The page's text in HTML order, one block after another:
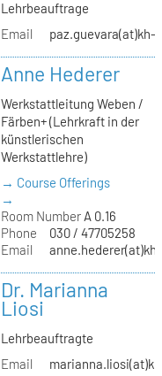
Lehrbeauftrage
Email
paz.guevara(at)kh-
Anne Hederer
Werkstattleitung Weben /
Färben+ (Lehrkraft in der
künstlerischen
Werkstattlehre)
→ Course Offerings
→
Room NumberA 0.16
Phone
030 / 47705258
Email
Dr. Marianna
Liosi
Lehrbeauftragte
Email